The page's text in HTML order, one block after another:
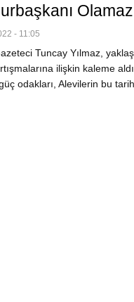
Olamaz
- 11:05
Tuncay Yılmaz,
ilişkin kaleme
odakları, Alevilerin bu